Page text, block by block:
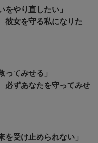
をやり直したい」
彼女を守る私になりた
ってみせる」
必ずあなたを守ってみせ
を受け止められない」